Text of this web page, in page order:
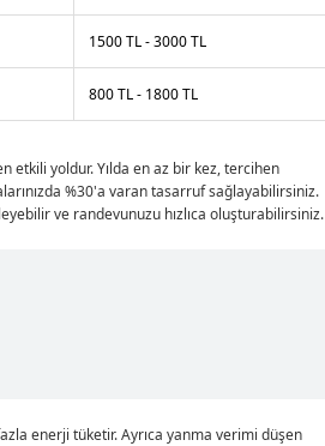
1500 TL - 3000 TL
800 TL - 1800 TL
etkili yoldur. Yılda en az bir kez, tercihen
%30'a varan tasarruf sağlayabilirsiniz.
ve randevunuzu hızlıca oluşturabilirsiniz.
enerji tüketir. Ayrıca yanma verimi düşen